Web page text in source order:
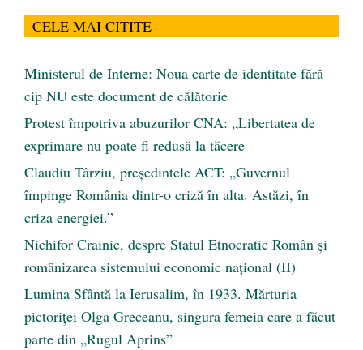
CELE MAI CITITE
Ministerul de Interne: Noua carte de identitate fără
cip NU este document de călătorie
Protest împotriva abuzurilor CNA: „Libertatea de
exprimare nu poate fi redusă la tăcere
Claudiu Târziu, președintele ACT: „Guvernul
împinge România dintr-o criză în alta. Astăzi, în
criza energiei.”
Nichifor Crainic, despre Statul Etnocratic Român şi
românizarea sistemului economic naţional (II)
Lumina Sfântă la Ierusalim, în 1933. Mărturia
pictoriței Olga Greceanu, singura femeia care a făcut
parte din „Rugul Aprins”